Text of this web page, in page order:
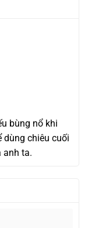
bùng nổ khi
dùng chiêu cuối
anh ta.